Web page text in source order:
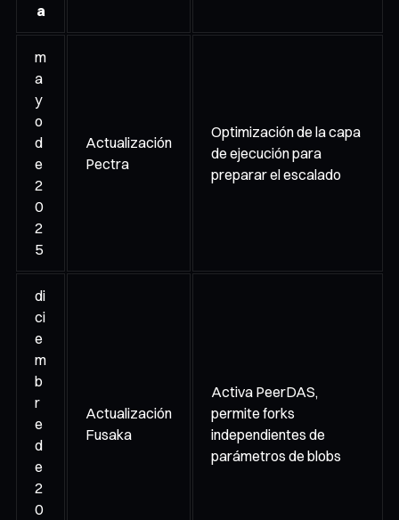
a
m
a
y
o
d
e
2
0
2
5
Actualización
Pectra
Optimización de la capa
de ejecución para
preparar el escalado
di
ci
e
m
b
r
e
d
e
2
0
Actualización
Fusaka
Activa PeerDAS,
permite forks
independientes de
parámetros de blobs